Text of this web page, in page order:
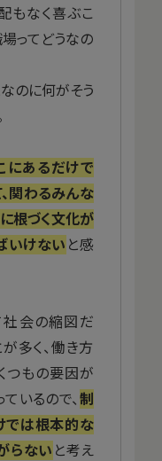
もなく喜ぶこ
ってどうなの
のに何がそう
にあるだけで
関わるみんな
根づく文化が
いけない と感
社会の縮図だ
多く、働き方
つもの要因が
いるので、 制
では根本的な
らない と考え